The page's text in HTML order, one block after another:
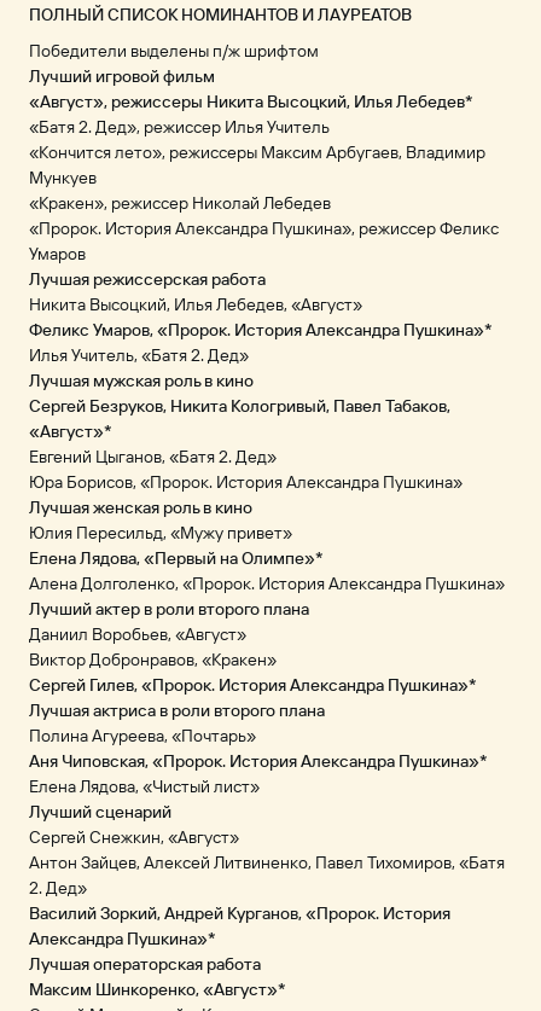
ПОЛНЫЙ СПИСОК НОМИНАНТОВ И ЛАУРЕАТОВ
Победители выделены п/ж шрифтом
Лучший игровой фильм
«Август», режиссеры Никита Высоцкий, Илья Лебедев*
«Батя 2. Дед», режиссер Илья Учитель
«Кончится лето», режиссеры Максим Арбугаев, Владимир
Мункуев
«Кракен», режиссер Николай Лебедев
«Пророк. История Александра Пушкина», режиссер Феликс
Умаров
Лучшая режиссерская работа
Никита Высоцкий, Илья Лебедев, «Август»
Феликс Умаров, «Пророк. История Александра Пушкина»*
Илья Учитель, «Батя 2. Дед»
Лучшая мужская роль в кино
Сергей Безруков, Никита Кологривый, Павел Табаков,
«Август»*
Евгений Цыганов, «Батя 2. Дед»
Юра Борисов, «Пророк. История Александра Пушкина»
Лучшая женская роль в кино
Юлия Пересильд, «Мужу привет»
Елена Лядова, «Первый на Олимпе»*
Алена Долголенко, «Пророк. История Александра Пушкина»
Лучший актер в роли второго плана
Даниил Воробьев, «Август»
Виктор Добронравов, «Кракен»
Сергей Гилев, «Пророк. История Александра Пушкина»*
Лучшая актриса в роли второго плана
Полина Агуреева, «Почтарь»
Аня Чиповская, «Пророк. История Александра Пушкина»*
Елена Лядова, «Чистый лист»
Лучший сценарий
Сергей Снежкин, «Август»
Антон Зайцев, Алексей Литвиненко, Павел Тихомиров, «Батя
2. Дед»
Василий Зоркий, Андрей Курганов, «Пророк. История
Александра Пушкина»*
Лучшая операторская работа
Максим Шинкоренко, «Август»*